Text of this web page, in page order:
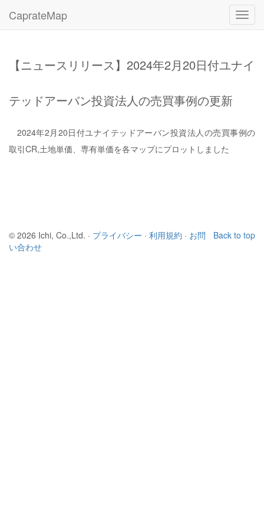
CaprateMap
【ニュースリリース】2024年2月20日付ユナイ
テッドアーバン投資法人の売買事例の更新
2024年2月20日付ユナイテッドアーバン投資法人の売買事例の
取引CR,土地単価、専有単価を各マップにプロットしました
Back to top
© 2026 Ichi, Co.,Ltd. · プライバシー · 利用規約 · お問
い合わせ